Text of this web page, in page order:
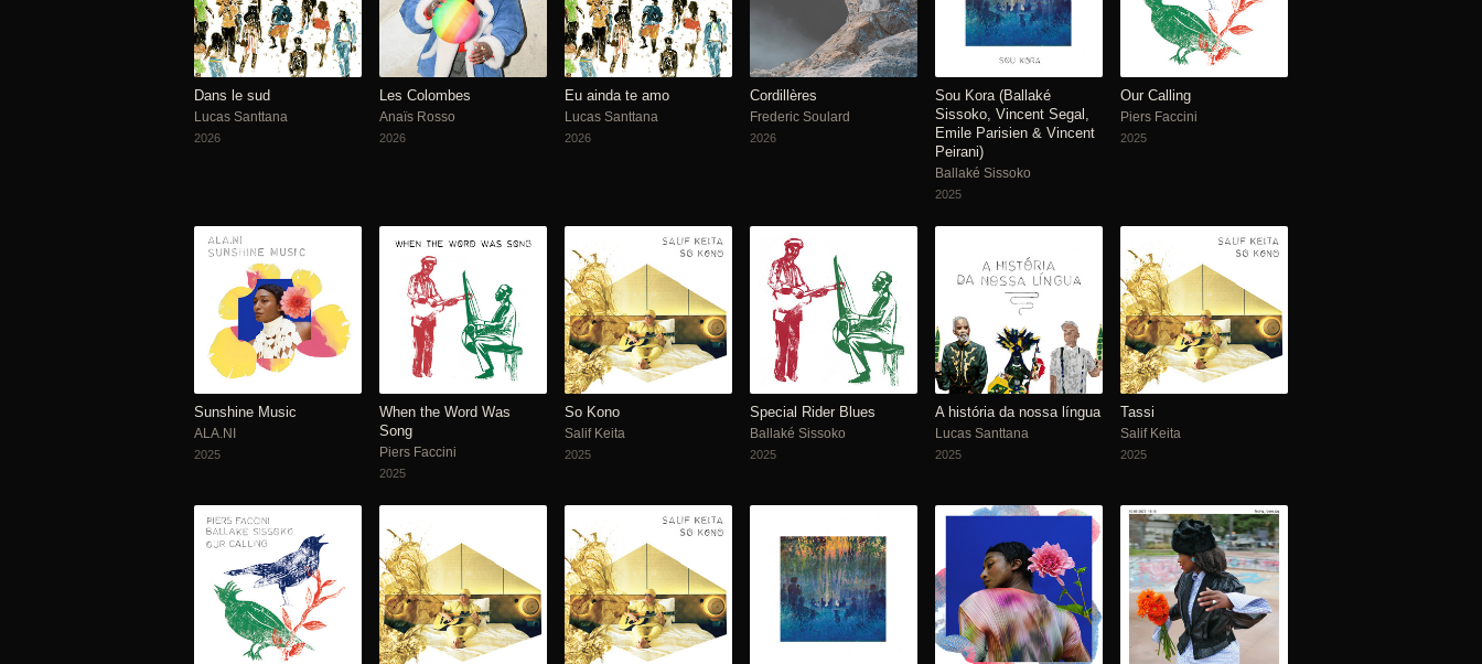
Dans le sud
Lucas Santtana
2026
Les Colombes
Anaïs Rosso
2026
Eu ainda te amo
Lucas Santtana
2026
Cordillères
Frederic Soulard
2026
Sou Kora (Ballaké
Sissoko, Vincent Segal,
Emile Parisien & Vincent
Peirani)
Ballaké Sissoko
2025
Our Calling
Piers Faccini
2025
Sunshine Music
ALA.NI
2025
When the Word Was
Song
Piers Faccini
2025
So Kono
Salif Keita
2025
Special Rider Blues
Ballaké Sissoko
2025
A história da nossa língua
Lucas Santtana
2025
Tassi
Salif Keita
2025